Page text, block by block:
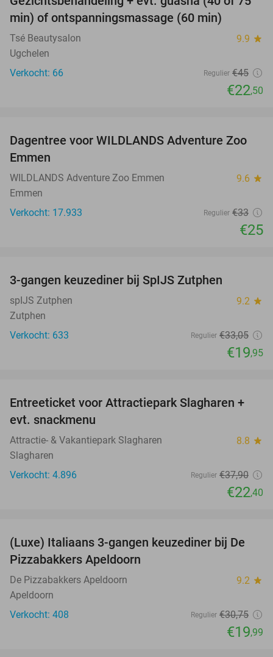
50%
OUT
min) of ontspanningsmassage (60 min)
Tsé Beautysalon 9.9 star
Ugchelen
Verkocht: 66
Regulier €45
€22,50
24%
Dagentree voor WILDLANDS Adventure Zoo
Emmen
WILDLANDS Adventure Zoo Emmen 9.6 star
Emmen
Verkocht: 17.933
Regulier €33
€25
3-gangen keuzediner bij SpIJS Zutphen
spIJS Zutphen 9.2 star
Zutphen
Verkocht: 633
Regulier €33,05
€19,95
41%
Entreeticket voor Attractiepark Slagharen +
evt. snackmenu
Attractie- & Vakantiepark Slagharen 8.8 star
Slagharen
Verkocht: 4.896
Regulier €37,90
€22,40
35%
(Luxe) Italiaans 3-gangen keuzediner bij De
Pizzabakkers Apeldoorn
De Pizzabakkers Apeldoorn 9.2 star
Apeldoorn
Verkocht: 408
Regulier €30,75
€19,99